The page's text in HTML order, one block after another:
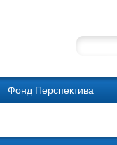
Фонд Перспектива